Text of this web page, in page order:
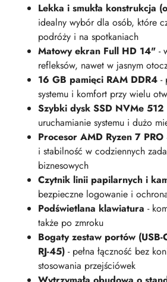
Lekka i smukła konstrukcja
idealny wybór dla osób, które
podróży i na spotkaniach
Matowy ekran Full HD 14" -
refleksów, nawet w jasnym
16 GB pamięci RAM DDR4 -
systemu i komfort przy wielu
Szybki dysk SSD NVMe 512
uruchamianie systemu i dużo
Procesor AMD Ryzen 7
i stabilność w codziennych
biznesowych
Czytnik linii papilarnych i
bezpieczne logowanie i
Podświetlana klawiatura -
także po zmroku
Bogaty zestaw portów
RJ-45) - pełna łączność bez
stosowania przejściówek